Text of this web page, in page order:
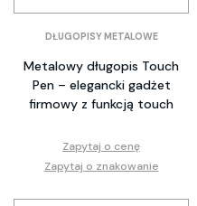
DŁUGOPISY METALOWE
Metalowy długopis Touch
Pen – elegancki gadżet
firmowy z funkcją touch
Zapytaj o cenę
Zapytaj o znakowanie